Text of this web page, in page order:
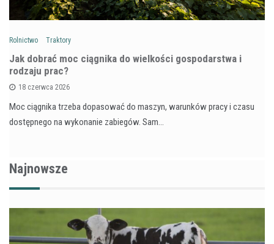
Rolnictwo Traktory
Jak dobrać moc ciągnika do wielkości gospodarstwa i
rodzaju prac?
18 czerwca 2026
Moc ciągnika trzeba dopasować do maszyn, warunków pracy i czasu
dostępnego na wykonanie zabiegów. Sam…
Najnowsze